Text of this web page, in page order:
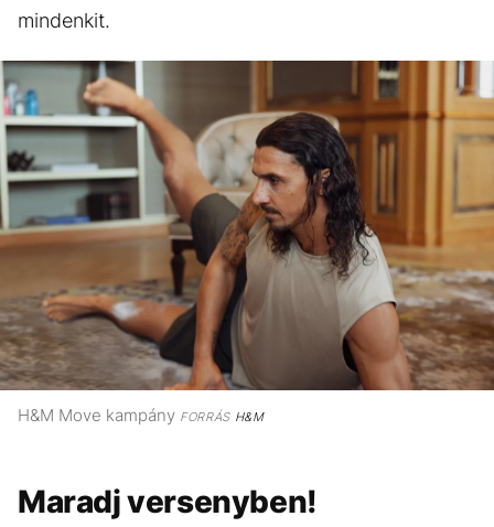
mindenkit.
H&M Move kampány FORRÁSH&M
Maradj versenyben!